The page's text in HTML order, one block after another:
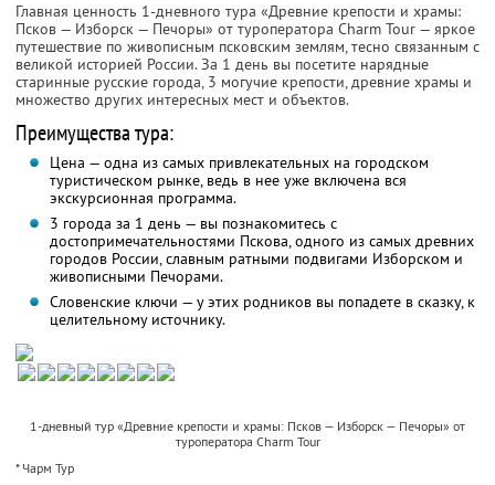
Главная ценность 1-дневного тура «Древние крепости и храмы:
Псков — Изборск — Печоры» от туроператора Charm Tour — яркое
путешествие по живописным псковским землям, тесно связанным с
великой историей России. За 1 день вы посетите нарядные
старинные русские города, 3 могучие крепости, древние храмы и
множество других интересных мест и объектов.
Преимущества тура:
Цена — одна из самых привлекательных на городском
туристическом рынке, ведь в нее уже включена вся
экскурсионная программа.
3 города за 1 день — вы познакомитесь с
достопримечательностями Пскова, одного из самых древних
городов России, славным ратными подвигами Изборском и
живописными Печорами.
Словенские ключи — у этих родников вы попадете в сказку, к
целительному источнику.
1-дневный тур «Древние крепости и храмы: Псков — Изборск — Печоры» от
туроператора Charm Tour
* Чарм Тур